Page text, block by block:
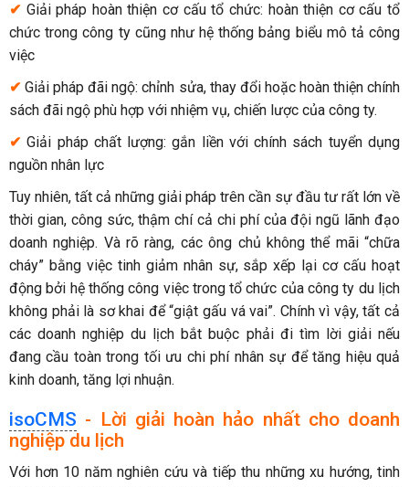
✔ Giải pháp hoàn thiện cơ cấu tổ chức: hoàn thiện cơ cấu tổ
chức trong công ty cũng như hệ thống bảng biểu mô tả công
việc
✔ Giải pháp đãi ngộ: chỉnh sửa, thay đổi hoặc hoàn thiện chính
sách đãi ngộ phù hợp với nhiệm vụ, chiến lược của công ty.
✔ Giải pháp chất lượng: gắn liền với chính sách tuyển dụng
nguồn nhân lực
Tuy nhiên, tất cả những giải pháp trên cần sự đầu tư rất lớn về
thời gian, công sức, thậm chí cả chi phí của đội ngũ lãnh đạo
doanh nghiệp. Và rõ ràng, các ông chủ không thể mãi “chữa
cháy” bằng việc tinh giảm nhân sự, sắp xếp lại cơ cấu hoạt
động bởi hệ thống công việc trong tổ chức của công ty du lịch
không phải là sơ khai để “giật gấu vá vai”. Chính vì vậy, tất cả
các doanh nghiệp du lịch bắt buộc phải đi tìm lời giải nếu
đang cầu toàn trong tối ưu chi phí nhân sự để tăng hiệu quả
kinh doanh, tăng lợi nhuận.
isoCMS - Lời giải hoàn hảo nhất cho doanh
nghiệp du lịch
Với hơn 10 năm nghiên cứu và tiếp thu những xu hướng, tinh